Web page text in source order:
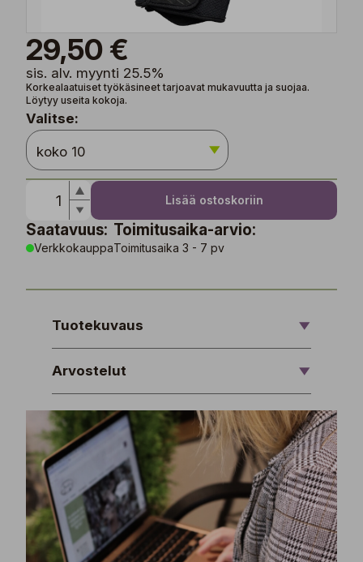
29,50 €
sis. alv. myynti 25.5%
Korkealaatuiset työkäsineet tarjoavat mukavuutta ja suojaa.
Löytyy useita kokoja.
Valitse:
Lisää ostoskoriin
Saatavuus:
Verkkokauppa
Toimitusaika-arvio:
Toimitusaika 3 - 7 pv
Tuotekuvaus
Arvostelut